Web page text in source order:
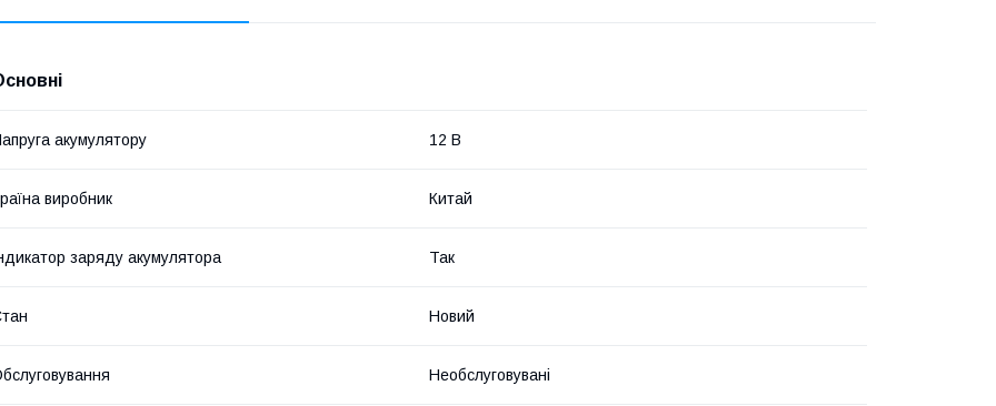
акумулятору 12 В
виробник Китай
заряду акумулятора Так
Новий
Необслуговувані